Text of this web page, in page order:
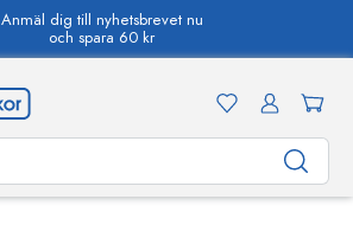
Anmäl dig till nyhetsbrevet nu
och spara 60 kr